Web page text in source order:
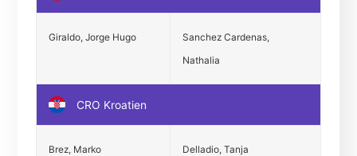
Giraldo, Jorge Hugo
Sanchez Cardenas,
Nathalia
CRO Kroatien
Brez, Marko
Delladio, Tanja